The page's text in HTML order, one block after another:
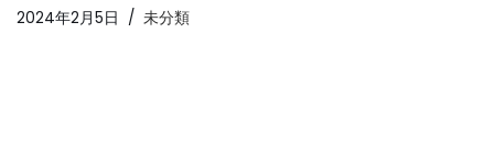
2024年2月5日 未分類